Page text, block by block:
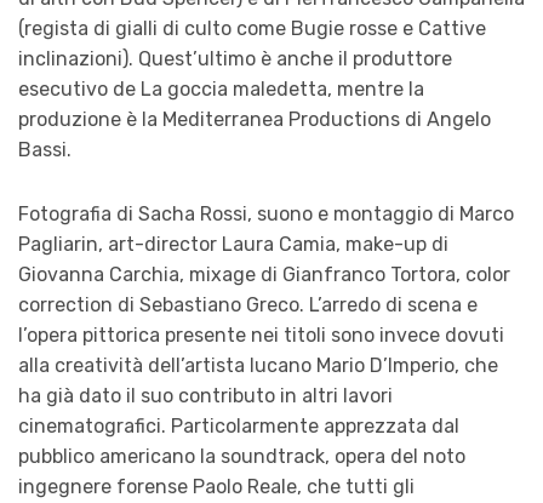
(regista di gialli di culto come Bugie rosse e Cattive
inclinazioni). Quest’ultimo è anche il produttore
esecutivo de La goccia maledetta, mentre la
produzione è la Mediterranea Productions di Angelo
Bassi.
Fotografia di Sacha Rossi, suono e montaggio di Marco
Pagliarin, art-director Laura Camia, make-up di
Giovanna Carchia, mixage di Gianfranco Tortora, color
correction di Sebastiano Greco. L’arredo di scena e
l’opera pittorica presente nei titoli sono invece dovuti
alla creatività dell’artista lucano Mario D’Imperio, che
ha già dato il suo contributo in altri lavori
cinematografici. Particolarmente apprezzata dal
pubblico americano la soundtrack, opera del noto
ingegnere forense Paolo Reale, che tutti gli